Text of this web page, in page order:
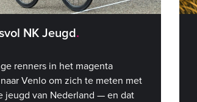
NK Jeugd
renners in het magenta
Venlo om zich te meten met
jeugd van Nederland — en dat